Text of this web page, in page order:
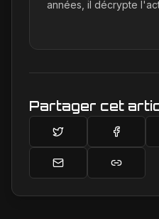
années, il décrypte
détails qui façonnent
Son site, Ferrari
Maranello.
Partager cet